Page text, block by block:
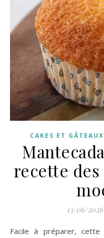
CAKES ET
recette
13/06/2026
Facile à préparer, cette recette de mantecadas vous